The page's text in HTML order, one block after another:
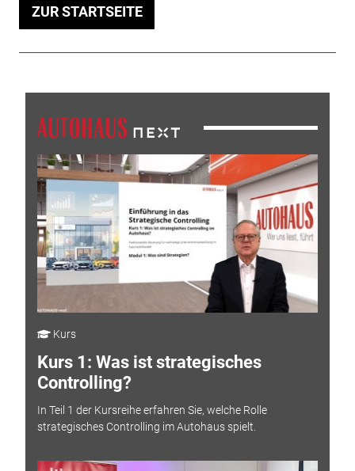
ZUR STARTSEITE
Kurs
Kurs 1: Was ist strategisches
Controlling?
In Teil 1 der Kursreihe erfahren Sie, welche Rolle
strategisches Controlling im Autohaus spielt.